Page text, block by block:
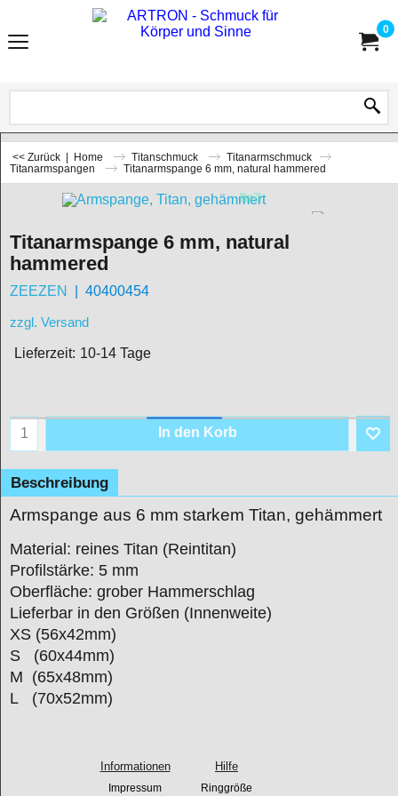
0
<< Zurück | Home Titanschmuck
Titanarmschmuck
Titanarmspangen
Titanarmspange 6 mm, natural hammered
Titanarmspange 6 mm, natural
hammered
ZEEZEN 40400454
zzgl. Versand
Lieferzeit: 10-14 Tage
In den Korb
Beschreibung
Armspange aus 6 mm starkem Titan, gehämmert
Material: reines Titan (Reintitan)
Profilstärke: 5 mm
Oberfläche: grober Hammerschlag
Lieferbar in den Größen (Innenweite)
XS (56x42mm)
S (60x44mm)
M (65x48mm)
L (70x52mm)
Informationen Hilfe
Impressum
Ringgröße